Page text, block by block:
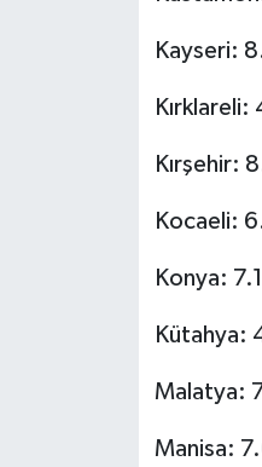
Kayseri:
Kırklareli:
Kırşehir:
Kocaeli:
Konya:
Kütahya:
Malatya:
Manisa: